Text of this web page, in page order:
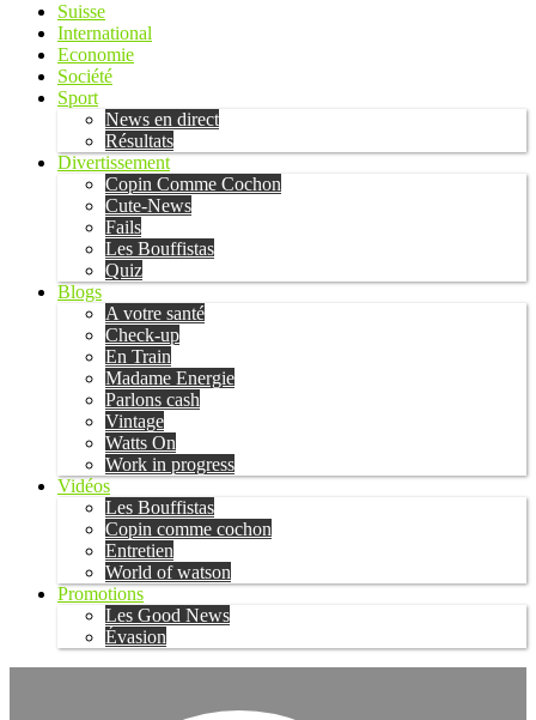
Suisse
International
Economie
Société
Sport
News en direct
Résultats
Divertissement
Copin Comme Cochon
Cute-News
Fails
Les Bouffistas
Quiz
Blogs
A votre santé
Check-up
En Train
Madame Energie
Parlons cash
Vintage
Watts On
Work in progress
Vidéos
Les Bouffistas
Copin comme cochon
Entretien
World of watson
Promotions
Les Good News
Évasion